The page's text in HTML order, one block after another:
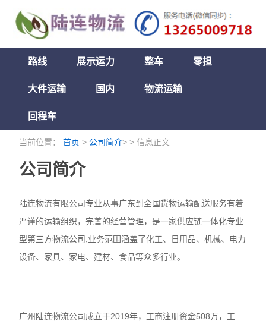
路线 展示运力 整车 零担
大件运输 国内 物流运输
回程车
当前位置：首页 > 公司简介> > 信息正文
公司简介
陆连物流有限公司专业从事广东到全国货物运输配送服务有着
严谨的运输组织，完善的经营管理，是一家供应链一体化专业
型第三方物流公司,业务范围涵盖了化工、日用品、机械、电力
设备、家具、家电、建材、食品等众多行业。
广州陆连物流公司成立于2019年，工商注册资金508万，工